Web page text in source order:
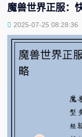
魔兽世界正服：
2025-07-25 08:28:36